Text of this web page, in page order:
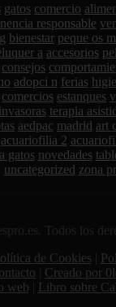
gatos comercio
responsable
bienestar peque os
a accesorios
consejos
adopci n ferias
comercios estanques
terapia
aedpac madrid art
acuariofilia 2
gatos novedades
uncategorized zona
Todos los
de Cookies
Creado por
web
Libro sobre